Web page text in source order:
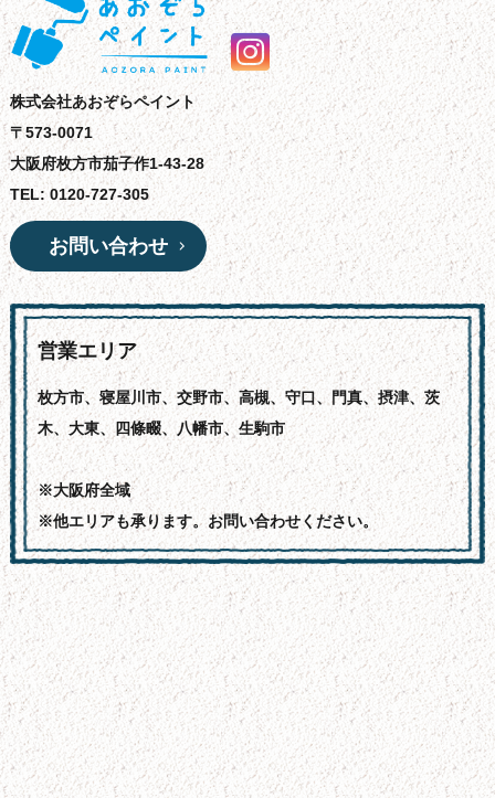
株式会社あおぞらペイント
〒573-0071
大阪府枚方市茄子作1-43-28
TEL: 0120-727-305
お問い合わせ
営業エリア
枚方市、寝屋川市、交野市、高槻、守口、門真、摂津、茨
木、大東、四條畷、八幡市、生駒市
※大阪府全域
※他エリアも承ります。お問い合わせください。